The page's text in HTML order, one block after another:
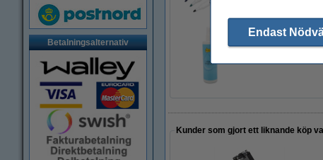
Betalningsalternativ
Rengöringsspray
Kunder som gjort ett liknande köp
Endast